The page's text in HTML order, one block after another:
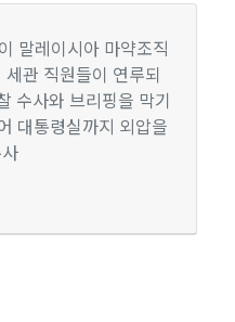
말레이시아 마약조직
관 직원들이 연루되
수사와 브리핑을 막기
대통령실까지 외압을